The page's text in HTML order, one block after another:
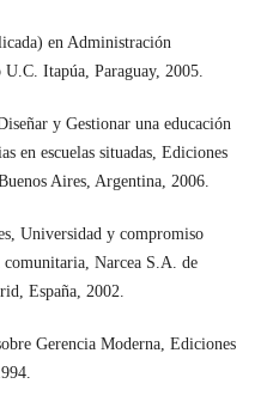
en Administración
U.C. Itapúa, Paraguay, 2005.
y Gestionar una educación
en escuelas situadas, Ediciones
Aires, Argentina, 2006.
Universidad y compromiso
Narcea S.A. de
España, 2002.
Gerencia Moderna, Ediciones